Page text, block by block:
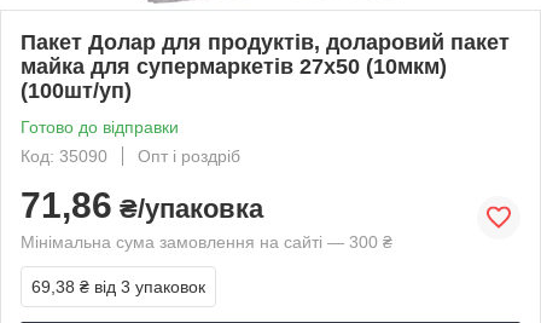
Пакет Долар для продуктів, доларовий пакет
майка для супермаркетів 27х50 (10мкм)
(100шт/уп)
Готово до відправки
Код: 35090
Опт і роздріб
71,86 ₴/упаковка
Мінімальна сума замовлення на сайті — 300 ₴
69,38 ₴ від 3 упаковок